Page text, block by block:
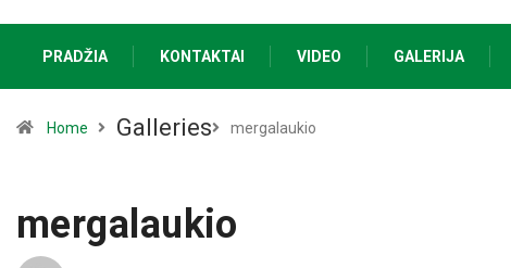
PRADŽIA KONTAKTAI VIDEO GALERIJA
Home Galleries mergalaukio
mergalaukio